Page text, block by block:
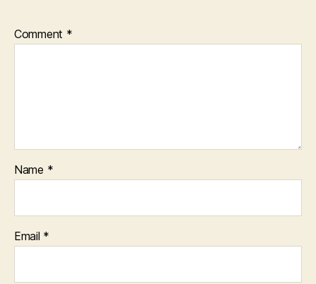
Comment *
Name *
Email *